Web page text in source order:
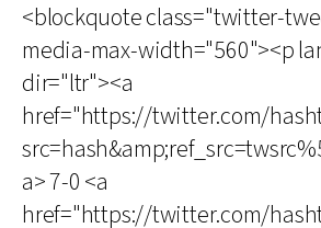
<blockquote class="twitter-
media-max-width="560"><p
dir="ltr"><a
href="https://twitter.com/
a> 7-0 <a
href="https://twitter.com/